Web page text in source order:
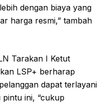
dengan biaya yang
harga resmi,” tambah
Tarakan I Ketut
LSP+ berharap
dapat terlayani
ini, “cukup